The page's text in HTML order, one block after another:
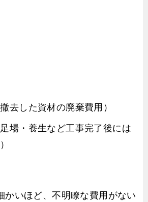
去した資材の廃棄費用）
場・養生など工事完了後には
かいほど、不明瞭な費用がない